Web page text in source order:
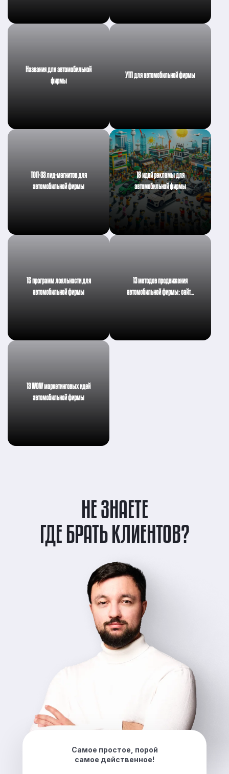
Названия для автомобильной
фирмы
УТП для автомобильной фирмы
ТОП-33 лид-магнитов для
автомобильной фирмы
18 идей рекламы для
автомобильной фирмы
15 программ лояльности для
автомобильной фирмы
13 методов продвижения
автомобильной фирмы: сайт…
13 WOW маркетинговых идей
автомобильной фирмы
ГДЕ БРАТЬ КЛИЕНТОВ?
НЕ ЗНАЕТЕ
Самое простое, порой
самое действенное!